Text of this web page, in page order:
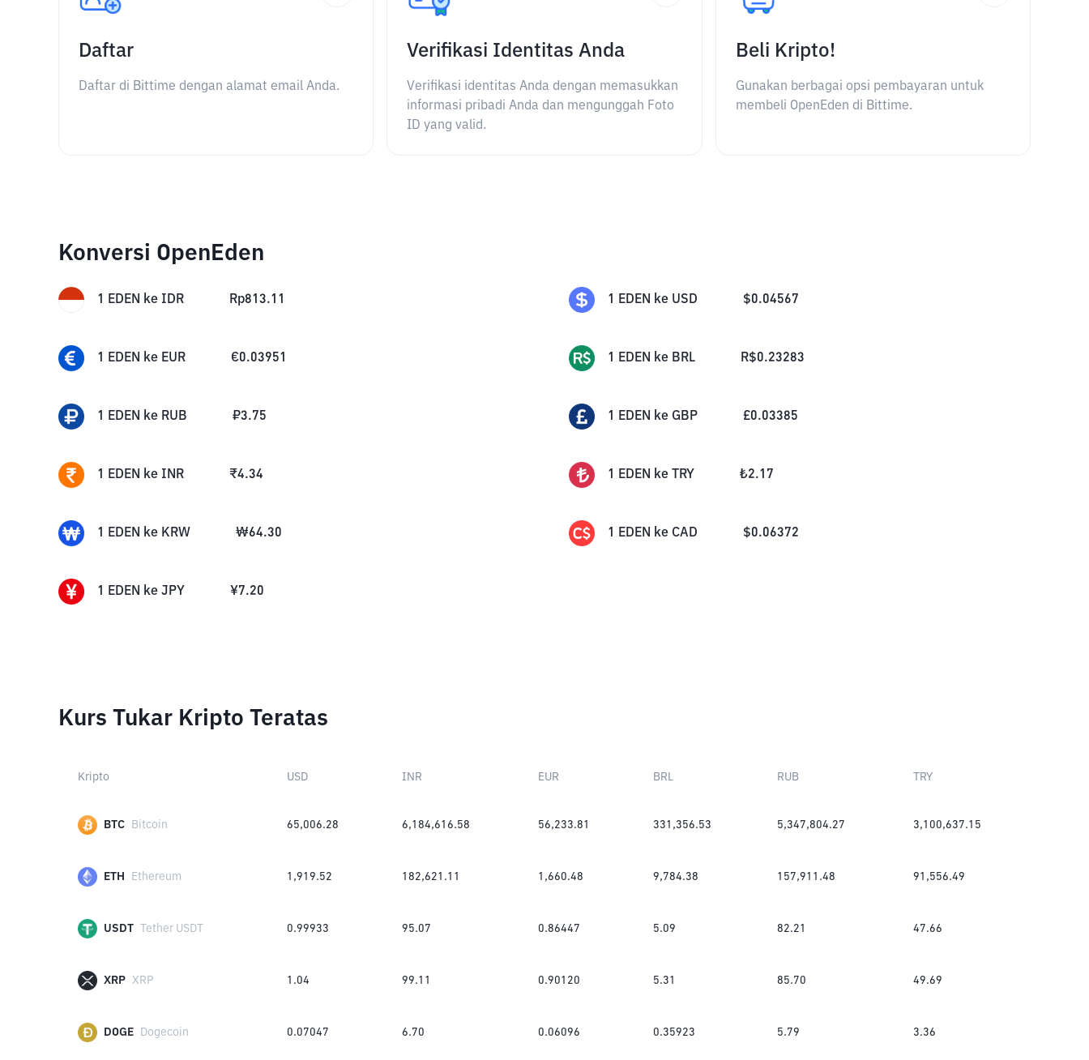
Daftar
Daftar di Bittime dengan alamat email Anda.
Verifikasi Identitas Anda
Verifikasi identitas Anda dengan memasukkan
informasi pribadi Anda dan mengunggah Foto
ID yang valid.
Beli Kripto!
Gunakan berbagai opsi pembayaran untuk
membeli OpenEden di Bittime.
Konversi OpenEden
1 EDEN ke IDR Rp813.11 1 EDEN ke USD $0.04567
1 EDEN ke EUR €0.03951 1 EDEN ke BRL R$0.23283
1 EDEN ke RUB ₽3.75 1 EDEN ke GBP £0.03385
1 EDEN ke INR ₹4.34 1 EDEN ke TRY ₺2.17
1 EDEN ke KRW ₩64.30 1 EDEN ke CAD $0.06372
1 EDEN ke JPY ¥7.20
Kurs Tukar Kripto Teratas
Kripto USD INR EUR BRL RUB TRY
BTC Bitcoin 65,006.28 6,184,616.58 56,233.81 331,356.53 5,347,804.27 3,100,637.15
ETH Ethereum 1,919.52 182,621.11 1,660.48 9,784.38 157,911.48 91,556.49
USDT Tether USDT 0.99933 95.07 0.86447 5.09 82.21 47.66
XRP XRP 1.04 99.11 0.90120 5.31 85.70 49.69
DOGE Dogecoin 0.07047 6.70 0.06096 0.35923 5.79 3.36